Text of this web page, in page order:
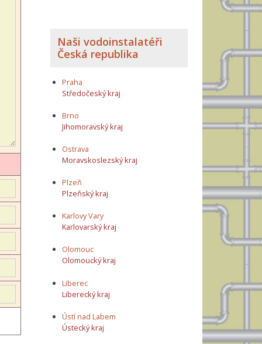
Naši vodoinstalatéři
Česká republika
Praha
Středočeský kraj
Brno
Jihomoravský kraj
Ostrava
Moravskoslezský kraj
Plzeň
Plzeňský kraj
Karlovy Vary
Karlovarský kraj
Olomouc
Olomoucký kraj
Liberec
Liberecký kraj
Ústí nad Labem
Ústecký kraj